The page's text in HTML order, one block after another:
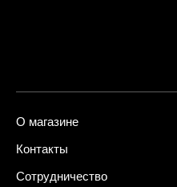
О магазине
Контакты
Сотрудничество